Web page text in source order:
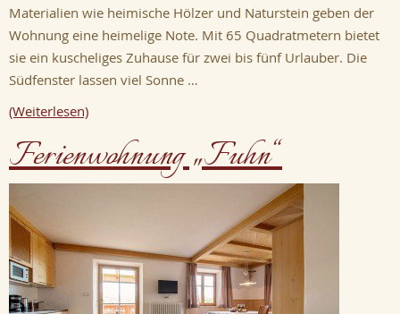
Materialien wie heimische Hölzer und Naturstein geben der
Wohnung eine heimelige Note. Mit 65 Quadratmetern bietet
sie ein kuscheliges Zuhause für zwei bis fünf Urlauber. Die
Südfenster lassen viel Sonne …
(Weiterlesen)
Ferienwohnung „Fuhn“